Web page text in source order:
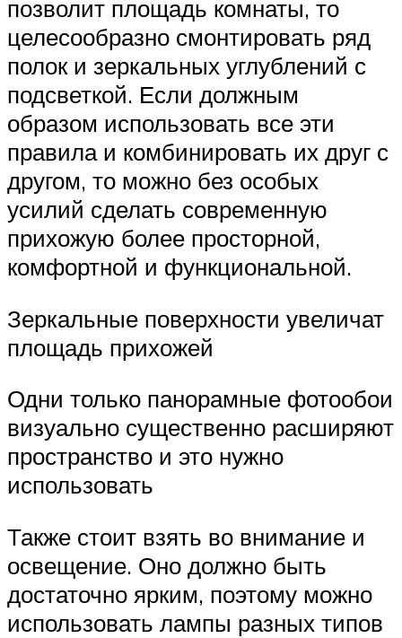
позволит площадь комнаты, то
целесообразно смонтировать ряд
полок и зеркальных углублений с
подсветкой. Если должным
образом использовать все эти
правила и комбинировать их друг с
другом, то можно без особых
усилий сделать современную
прихожую более просторной,
комфортной и функциональной.
Зеркальные поверхности увеличат
площадь прихожей
Одни только панорамные фотообои
визуально существенно расширяют
пространство и это нужно
использовать
Также стоит взять во внимание и
освещение. Оно должно быть
достаточно ярким, поэтому можно
использовать лампы разных типов